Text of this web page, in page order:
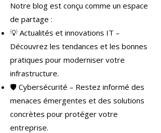
Notre blog est conçu comme un espace
de partage :
💡 Actualités et innovations IT –
Découvrez les tendances et les bonnes
pratiques pour moderniser votre
infrastructure.
🛡 Cybersécurité – Restez informé des
menaces émergentes et des solutions
concrètes pour protéger votre
entreprise.